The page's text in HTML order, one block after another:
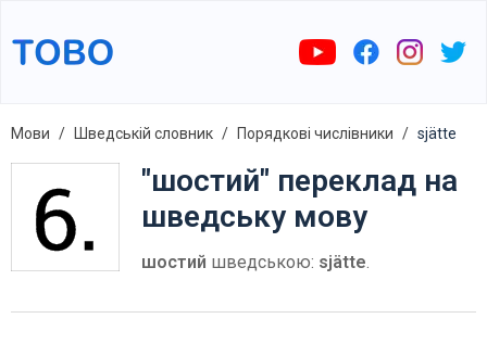
Мови Шведській словник Порядкові числівники sjätte
"шостий" переклад на
шведську мову
шостий шведською: sjätte.